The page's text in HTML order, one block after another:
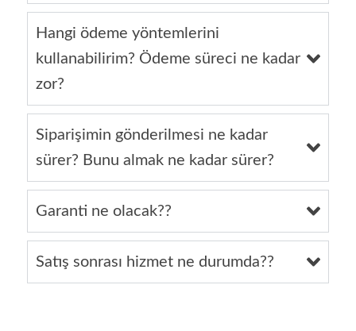
Hangi ödeme yöntemlerini
kullanabilirim? Ödeme süreci ne kadar
zor?
Siparişimin gönderilmesi ne kadar
sürer? Bunu almak ne kadar sürer?
Garanti ne olacak??
Satış sonrası hizmet ne durumda??